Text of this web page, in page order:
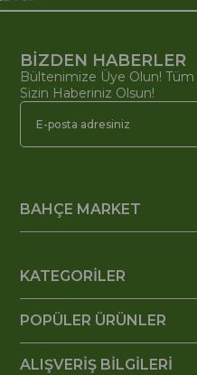
BİZDEN HABERLER
Bültenimize Üye Olun! Tüm
Sizin Haberiniz Olsun!
BAHÇE MARKET
KATEGORİLER
POPÜLER ÜRÜNLER
ALIŞVERİŞ BİLGİLERİ